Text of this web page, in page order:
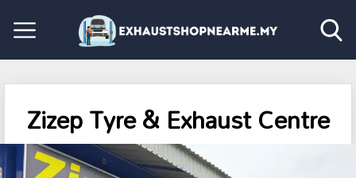
Zizep Tyre & Exhaust Centre